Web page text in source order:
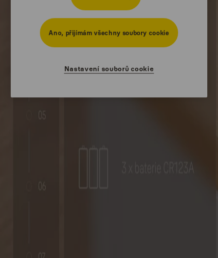
Ano, přijímám všechny soubory cookie
Nastavení souborů cookie